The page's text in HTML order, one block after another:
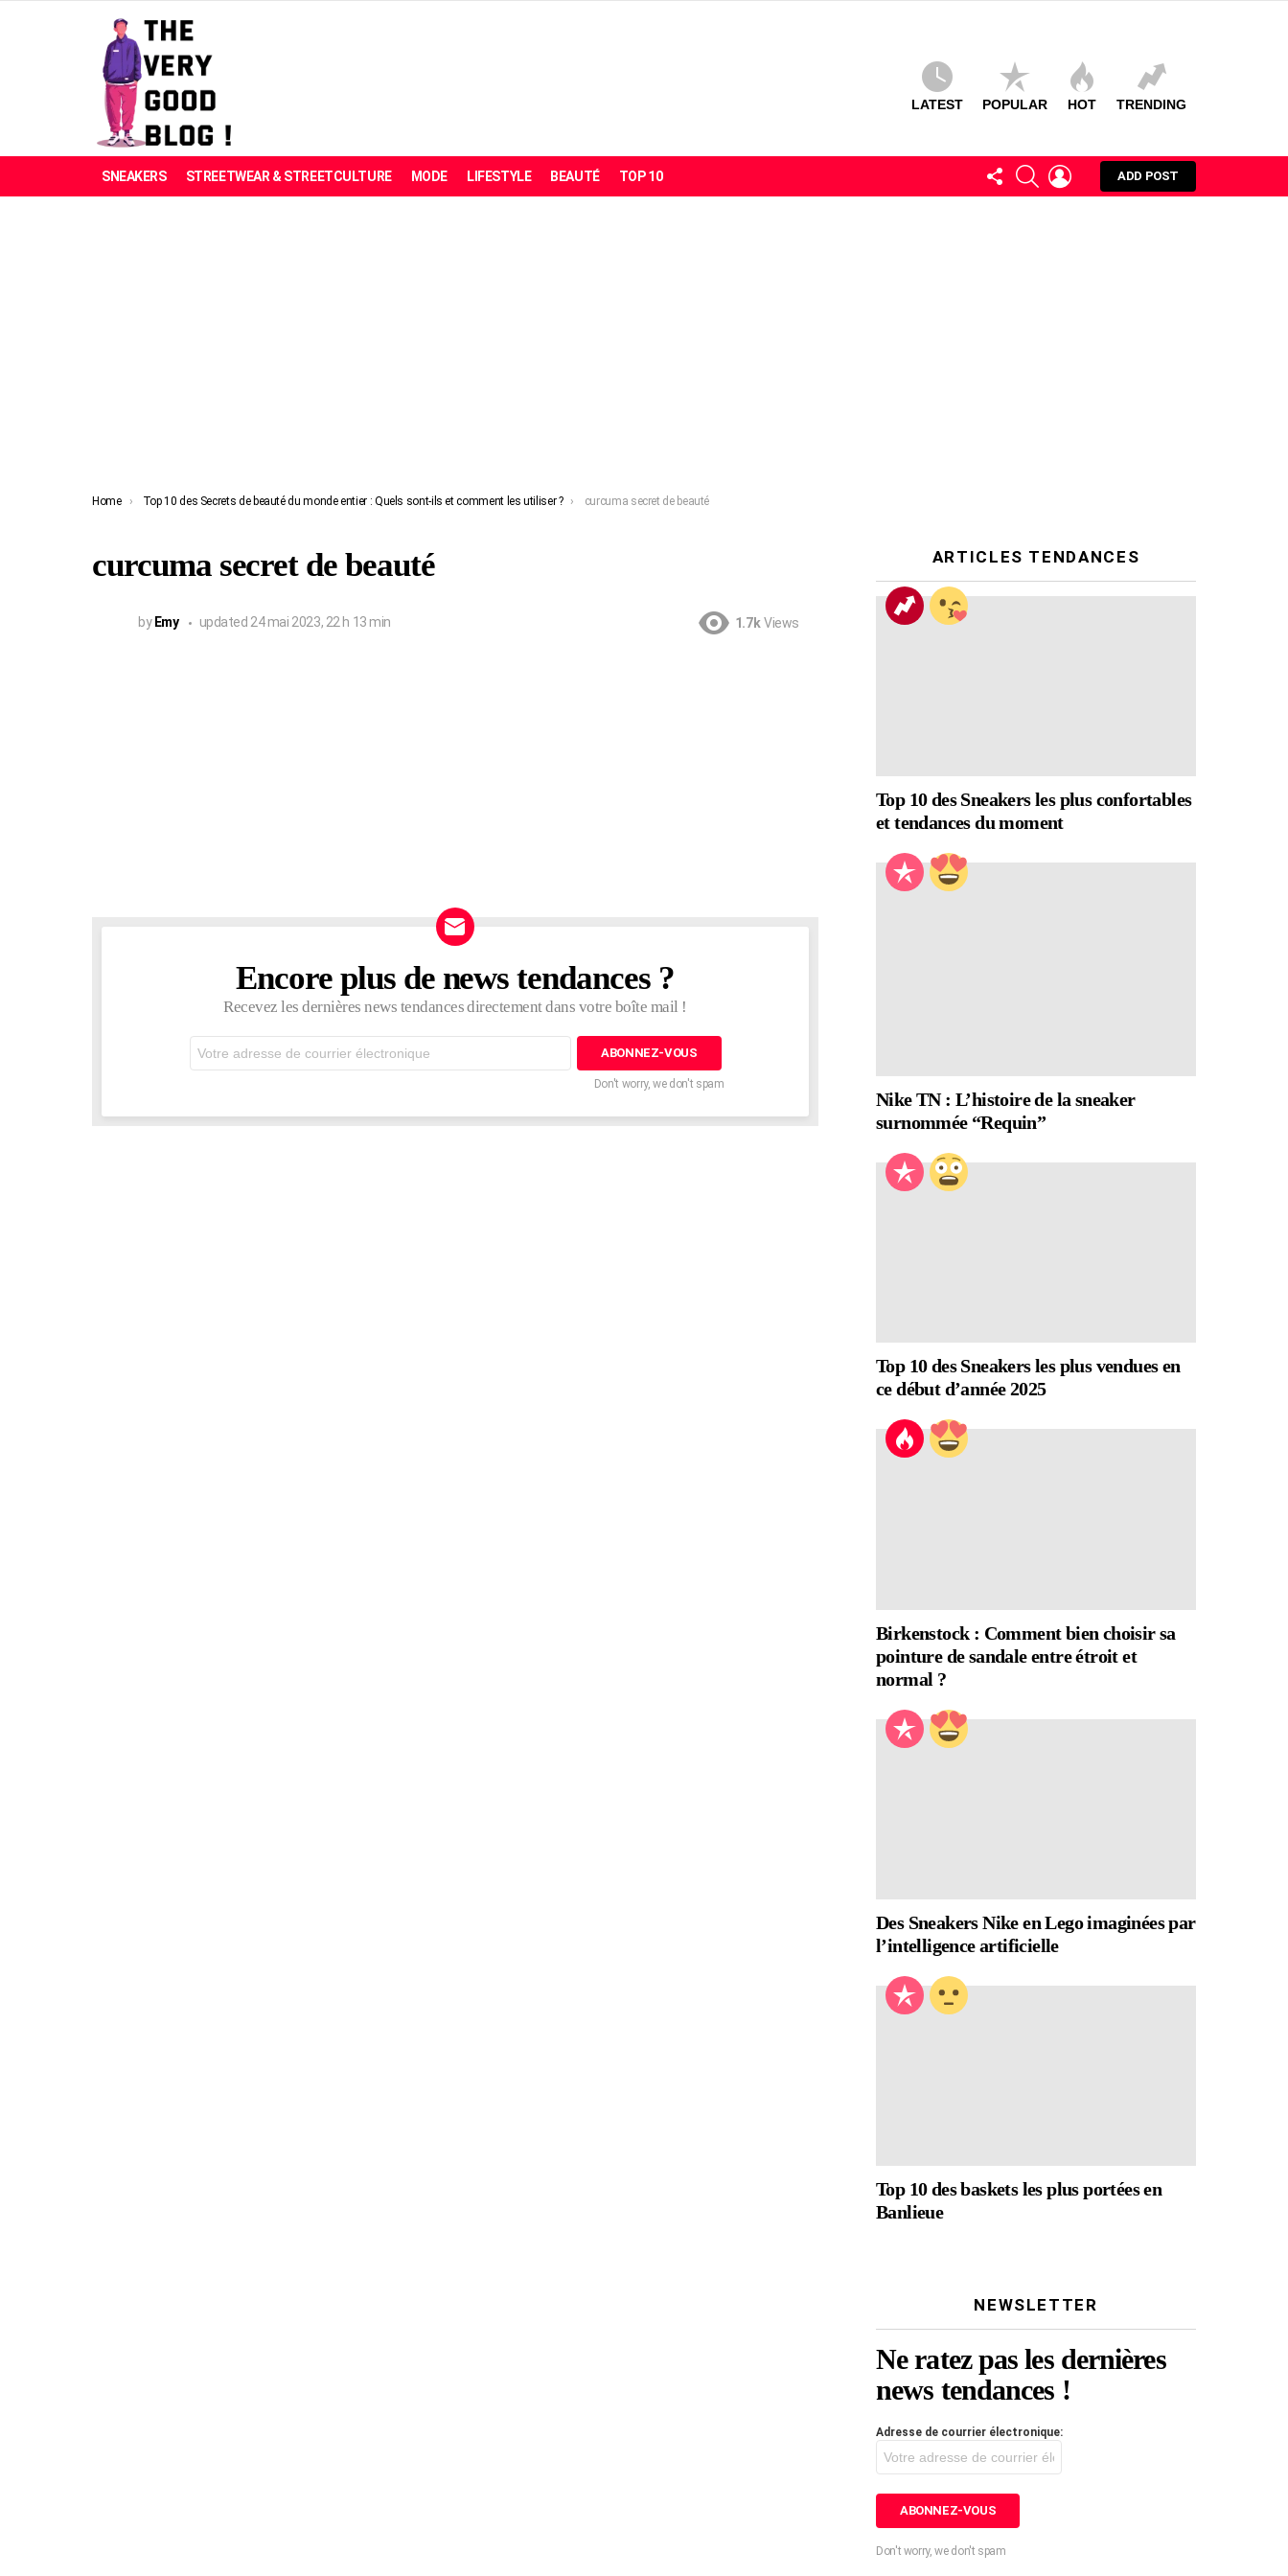
LATEST POPULAR HOT TRENDING
SNEAKERS STREETWEAR & STREETCULTURE MODE LIFESTYLE BEAUTÉ TOP 10
FOLLOW
US
SEARCHLOGIN
ADD POST
You are here:
Home Top 10 des Secrets de beauté du monde entier : Quels sont-ils et comment les utiliser ? curcuma secret de beauté
curcuma secret de beauté
by Emy updated 24 mai 2023, 22 h 13 min 1.7k Views
NEWSLETTEREncore plus de news tendances ?
Recevez les dernières news tendances directement dans votre boîte mail !
de
courrier
Don't worry, we don't spam
ARTICLES TENDANCES
Top 10 des Sneakers les plus confortables
et tendances du moment
Nike TN : L’histoire de la sneaker
surnommée “Requin”
Top 10 des Sneakers les plus vendues en
ce début d’année 2025
Birkenstock : Comment bien choisir sa
pointure de sandale entre étroit et
normal ?
Des Sneakers Nike en Lego imaginées par
l’intelligence artificielle
Top 10 des baskets les plus portées en
Banlieue
NEWSLETTER
Ne ratez pas les dernières
news tendances !
Adresse de courrier électronique:
Don't worry, we don't spam